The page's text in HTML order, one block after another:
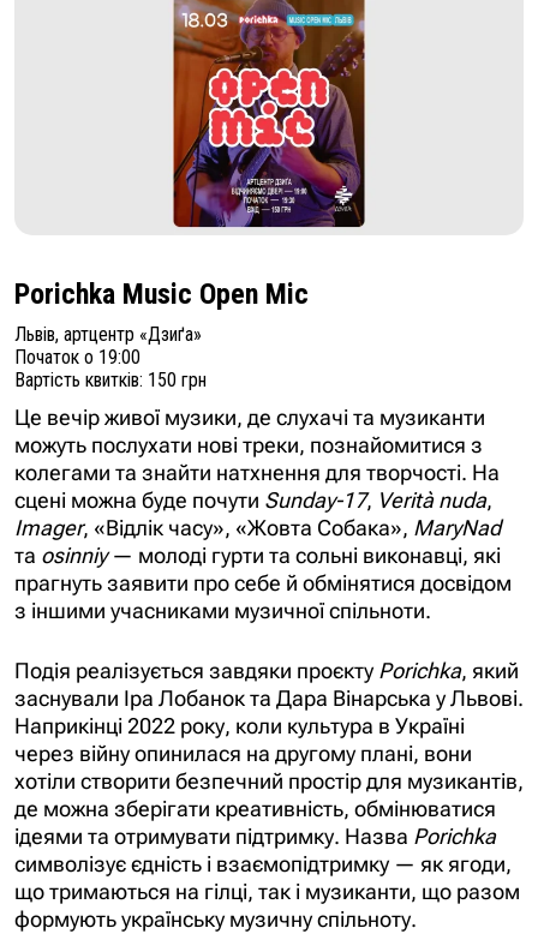
Porichka Music Open Mic
Львів, артцентр «Дзиґа»
Початок о 19:00
Вартість квитків: 150 грн
Це вечір живої музики, де слухачі та музиканти
можуть послухати нові треки, познайомитися з
колегами та знайти натхнення для творчості. На
сцені можна буде почути Sunday-17, Verità nuda,
Imager, «Відлік часу», «Жовта Собака», MaryNad
та osinniy — молоді гурти та сольні виконавці, які
прагнуть заявити про себе й обмінятися досвідом
з іншими учасниками музичної спільноти.
Подія реалізується завдяки проєкту Porichka, який
заснували Іра Лобанок та Дара Вінарська у Львові.
Наприкінці 2022 року, коли культура в Україні
через війну опинилася на другому плані, вони
хотіли створити безпечний простір для музикантів,
де можна зберігати креативність, обмінюватися
ідеями та отримувати підтримку. Назва Porichka
символізує єдність і взаємопідтримку — як ягоди,
що тримаються на гілці, так і музиканти, що разом
формують українську музичну спільноту.